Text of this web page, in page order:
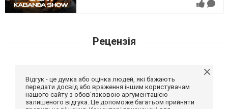
Рецензія
Відгук - це думка або оцінка людей, які бажають
передати досвід або враження іншим користувачам
нашого сайту з обов'язковою аргументацією
залишеного відгука. Це допоможе багатьом прийняти